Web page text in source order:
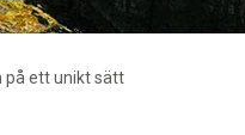
på ett unikt sätt